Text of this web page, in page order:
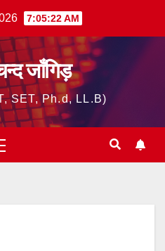
7:05:23 AM
जाँगिड़
SET, Ph.d, LL.B)